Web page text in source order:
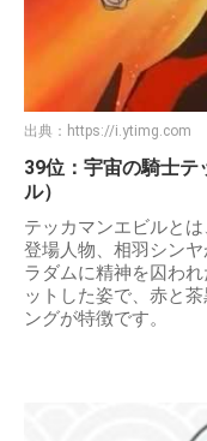
出典： https://i.ytimg.com
39位：宇宙の騎士テ
ル）
テッカマンエビルと
登場人物、相羽シン
ラダムに精神を囚わ
ットした姿で、赤と
ングが特徴です。